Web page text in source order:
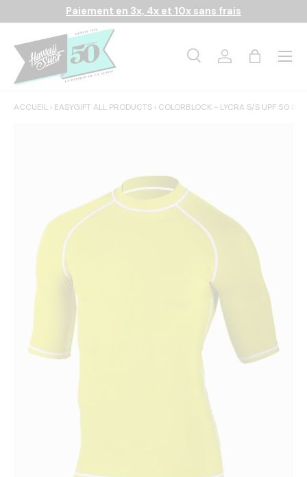
Aller au contenu
Paiement en 3x, 4x et 10x sans frais
Rechercher
RechercheSe connecter
Panier
Menu
ACCUEIL › EASYGIFT ALL PRODUCTS › COLORBLOCK - LYCRA S/S UPF 50